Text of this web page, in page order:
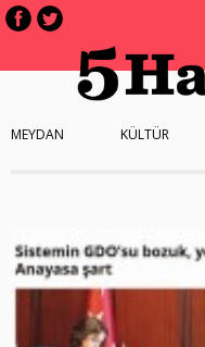
MEYDAN KÜLTÜR